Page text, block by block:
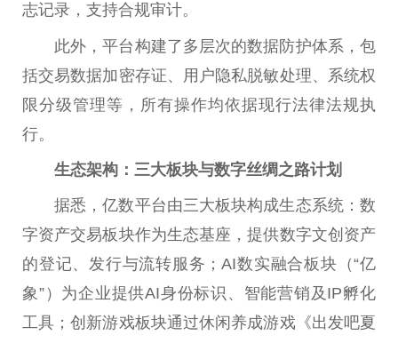
志记录，支持合规审计。
此外，平台构建了多层次的数据防护体系，包
括交易数据加密存证、用户隐私脱敏处理、系统权
限分级管理等，所有操作均依据现行法律法规执
行。
生态架构：三大板块与数字丝绸之路计划
据悉，亿数平台由三大板块构成生态系统：数
字资产交易板块作为生态基座，提供数字文创资产
的登记、发行与流转服务；AI数实融合板块（“亿
象”）为企业提供AI身份标识、智能营销及IP孵化
工具；创新游戏板块通过休闲养成游戏《出发吧夏